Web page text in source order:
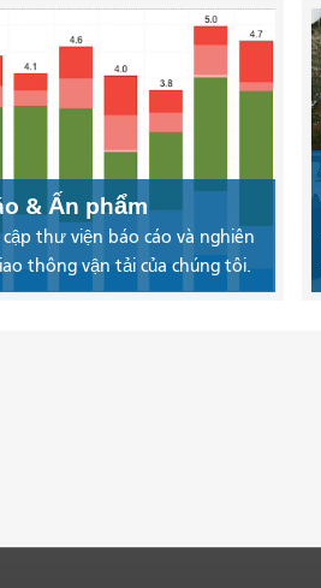
& Ấn phẩm
cập thư viện báo cáo và nghiên
thông vận tải của chúng tôi.